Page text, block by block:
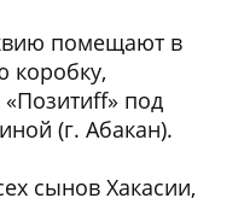
помещают в
коробку,
под
(г. Абакан).
сынов Хакасии,